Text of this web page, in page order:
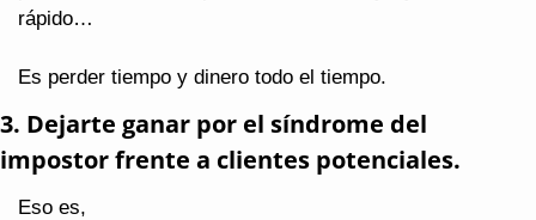
rápido…
Es perder tiempo y dinero todo el tiempo.
3. Dejarte ganar por el síndrome del
impostor frente a clientes potenciales.
Eso es,